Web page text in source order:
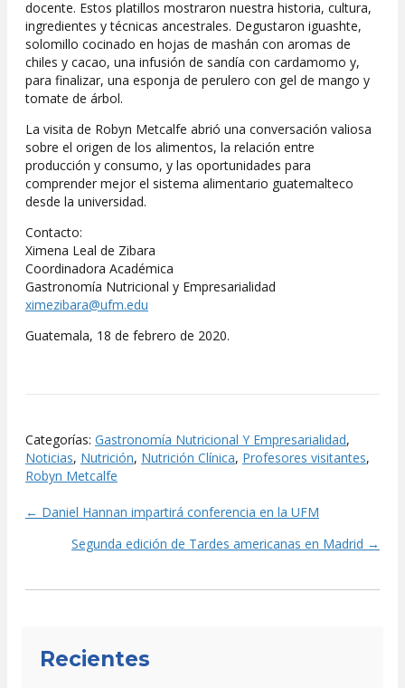
docente. Estos platillos mostraron nuestra historia, cultura,
ingredientes y técnicas ancestrales. Degustaron iguashte,
solomillo cocinado en hojas de mashán con aromas de
chiles y cacao, una infusión de sandía con cardamomo y,
para finalizar, una esponja de perulero con gel de mango y
tomate de árbol.
La visita de Robyn Metcalfe abrió una conversación valiosa
sobre el origen de los alimentos, la relación entre
producción y consumo, y las oportunidades para
comprender mejor el sistema alimentario guatemalteco
desde la universidad.
Contacto:
Ximena Leal de Zibara
Coordinadora Académica
Gastronomía Nutricional y Empresarialidad
ximezibara@ufm.edu
Guatemala, 18 de febrero de 2020.
Categorías: Gastronomía Nutricional Y Empresarialidad,
Noticias, Nutrición, Nutrición Clínica, Profesores visitantes,
Robyn Metcalfe
Posts
navigation
← Daniel Hannan impartirá conferencia en la UFM
Segunda edición de Tardes americanas en Madrid →
Recientes